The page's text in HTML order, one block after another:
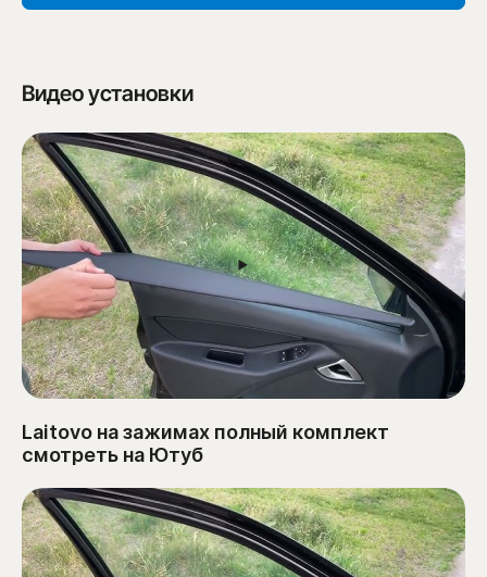
Видео установки
Laitovo на зажимах полный комплект
смотреть на Ютуб